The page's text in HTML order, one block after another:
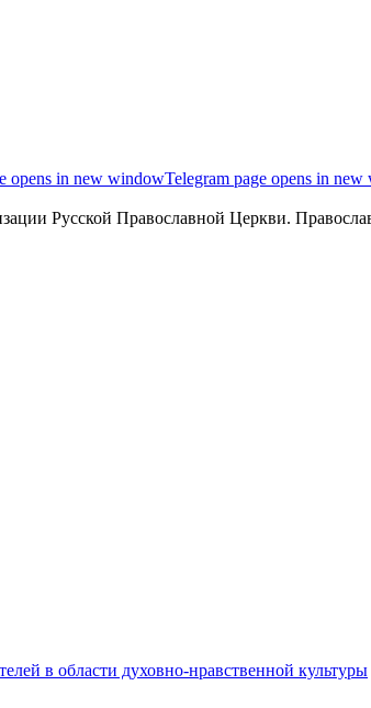
opens in new windowTelegram page opens in
Русской Православной Церкви.
в области духовно-нравственной культуры